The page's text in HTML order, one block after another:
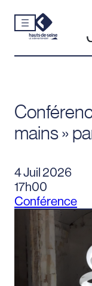
Aller
contenu
mains »
4 Juil 2026
17h00
Conférence